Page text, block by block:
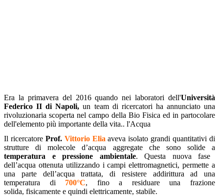
Era la primavera del 2016 quando nei laboratori dell'Università
Federico II di Napoli, un team di ricercatori ha annunciato una
rivoluzionaria scoperta nel campo della Bio Fisica ed in partocolare
dell'elemento più importante della vita.. l'Acqua
Il ricercatore Prof. Vittorio Elia aveva isolato grandi quantitativi di
strutture di molecole d’acqua aggregate che sono solide a
temperatura e pressione ambientale. Questa nuova fase
dell’acqua ottenuta utilizzando i campi elettromagnetici, permette a
una parte dell’acqua trattata, di resistere addirittura ad una
temperatura di 700°C, fino a residuare una frazione
solida, fisicamente e quindi elettricamente, stabile.